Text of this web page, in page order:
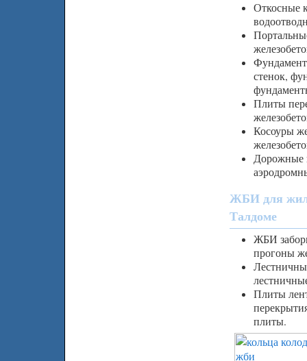
Откосные
стенок,
Плиты
Косоуры
Дорожные
ЖБИ для
Талдоме
ЖБИ
прогоны
Плиты
плиты.